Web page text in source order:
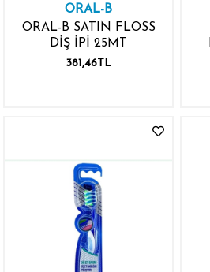
ORAL-B
ORAL-B SATIN FLOSS
DİŞ İPİ 25MT
381,46TL